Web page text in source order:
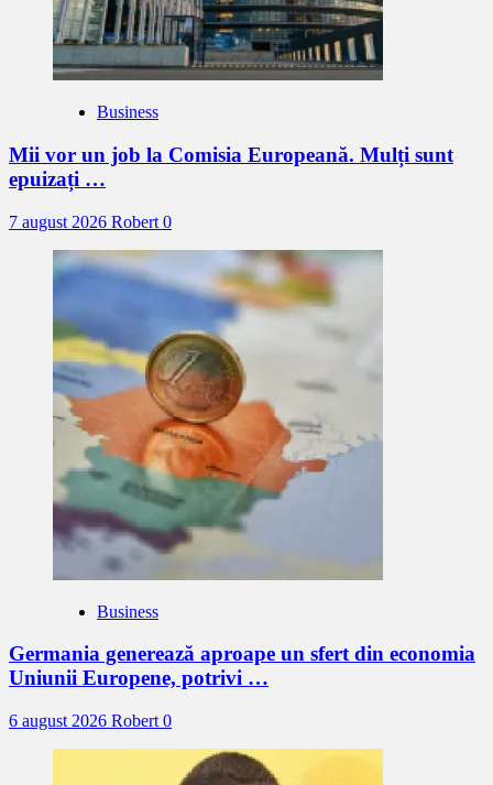
Business
Mii vor un job la Comisia Europeană. Mulți sunt
epuizați …
7 august 2026 Robert 0
Business
Germania generează aproape un sfert din economia
Uniunii Europene, potrivi …
6 august 2026 Robert 0